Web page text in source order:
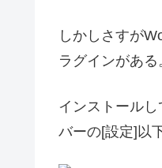
しかしさすが
ラグインがある
インストール
バーの[設定]以